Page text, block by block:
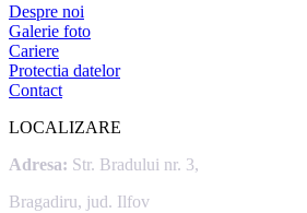
Despre noi
Galerie foto
Cariere
Protectia datelor
Contact
LOCALIZARE
Adresa: Str. Bradului nr. 3,
Bragadiru, jud. Ilfov